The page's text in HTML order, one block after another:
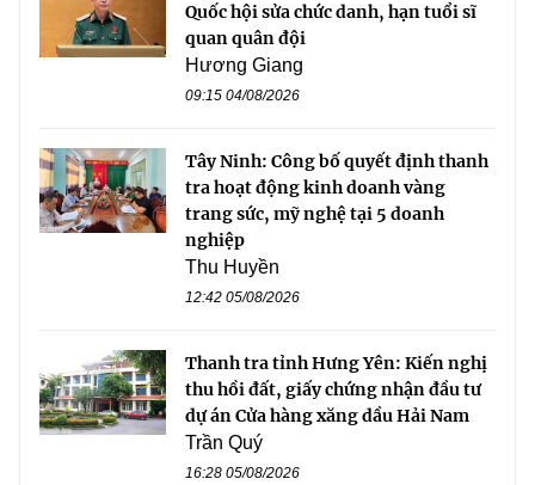
Quốc hội sửa chức danh, hạn tuổi sĩ
quan quân đội
Hương Giang
09:15 04/08/2026
Tây Ninh: Công bố quyết định thanh
tra hoạt động kinh doanh vàng
trang sức, mỹ nghệ tại 5 doanh
nghiệp
Thu Huyền
12:42 05/08/2026
Thanh tra tỉnh Hưng Yên: Kiến nghị
thu hồi đất, giấy chứng nhận đầu tư
dự án Cửa hàng xăng dầu Hải Nam
Trần Quý
16:28 05/08/2026